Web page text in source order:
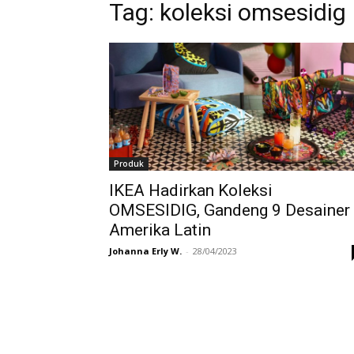
Tag: koleksi omsesidig
Produk
IKEA Hadirkan Koleksi
OMSESIDIG, Gandeng 9 Desainer
Amerika Latin
Johanna Erly W. - 28/04/2023